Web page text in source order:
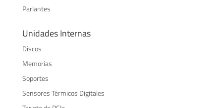
Parlantes
Unidades Internas
Discos
Memorias
Soportes
Sensores Térmicos Digitales